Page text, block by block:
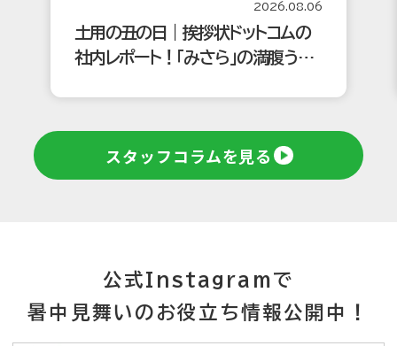
2026.08.06
土用の丑の日｜挨拶状ドットコムの
社内レポート！「みさら」の満腹うな
スタッフコラムを見る
公式Instagramで
暑中見舞いのお役立ち情報公開中！